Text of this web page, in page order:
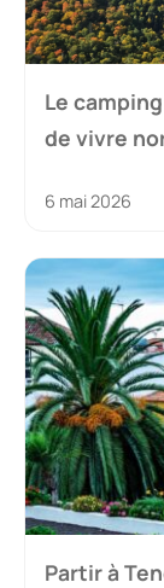
Le
de vivre
6 mai 2026
Partir à